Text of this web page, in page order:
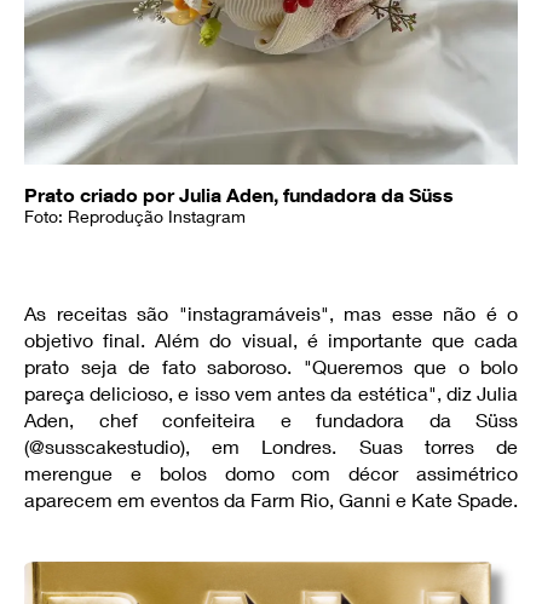
Prato criado por Julia Aden, fundadora da Süss
Foto: Reprodução Instagram
As receitas são "instagramáveis", mas esse não é o
objetivo final. Além do visual, é importante que cada
prato seja de fato saboroso. "Queremos que o bolo
pareça delicioso, e isso vem antes da estética", diz Julia
Aden, chef confeiteira e fundadora da Süss
(@susscakestudio), em Londres. Suas torres de
merengue e bolos domo com décor assimétrico
aparecem em eventos da Farm Rio, Ganni e Kate Spade.